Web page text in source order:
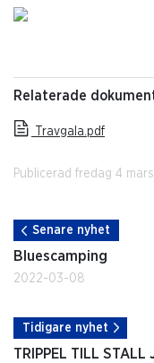
Relaterade
Travgala.pdf
Publicerad fredag 4
Senare nyhet
Bluescamping
2022-03-08
Tidigare nyhet
TRIPPEL TILL STALL